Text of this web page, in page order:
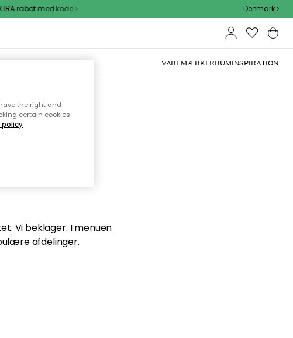
rabat med kode Denmark
VAREMÆRKERRUMINSPIRATION
du
Vi beklager. I menuen
afdelinger.
the right and
certain cookies
policy